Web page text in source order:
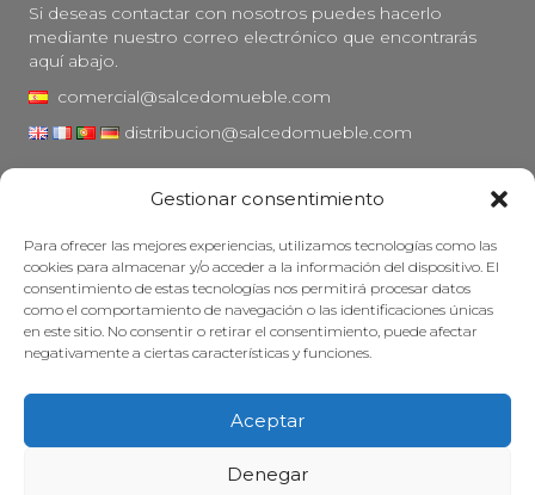
Gestionar consentimiento
Para ofrecer las mejores experiencias, utilizamos tecnologías como las
cookies para almacenar y/o acceder a la información del dispositivo. El
consentimiento de estas tecnologías nos permitirá procesar datos
como el comportamiento de navegación o las identificaciones únicas
en este sitio. No consentir o retirar el consentimiento, puede afectar
negativamente a ciertas características y funciones.
Aceptar
Denegar
Si deseas contactar con nosotros puedes hacerlo
mediante nuestro correo electrónico que encontrarás
aquí abajo.
comercial@salcedomueble.com
distribucion@salcedomueble.com
Aviso legal
Política de privacidad
Política de cookies
Mantener su mueble
Subvenciones